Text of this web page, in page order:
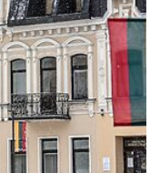
tvarkomas iš
kuriai
skirta